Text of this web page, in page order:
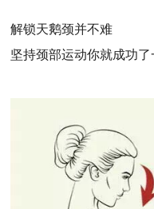
解锁天鹅颈并不难
坚持颈部运动你就成功了